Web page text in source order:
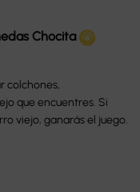
Chocita
colchones,
que encuentres. Si
viejo, ganarás el juego.